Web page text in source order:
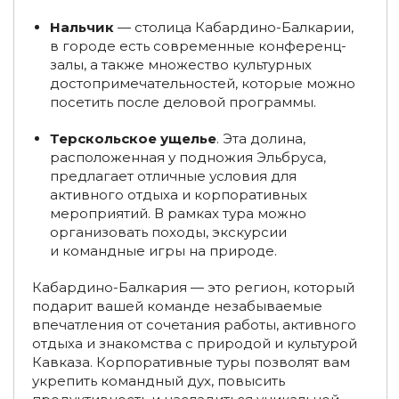
Туры в Хакасию на июньские праздники
Туры выходного дня в Калмыкию, Элисту (на 1-2 дня)
Туры в Калмыкию, Элисту из Самары
Туры в Калмыкию, Элисту из Саратова
Туры в Калмыкию, Элисту из Екатеринбурга
Туры на двоих на Алтай Туры на троих на Алтай
Групповые туры на Алтай
Туры выходного дня на Алтай (на 1-2 дня)
Нальчик — столица Кабардино-Балкарии,
в городе есть современные конференц-
залы, а также множество культурных
достопримечательностей, которые можно
посетить после деловой программы.
Терскольское ущелье. Эта долина,
расположенная у подножия Эльбруса,
предлагает отличные условия для
активного отдыха и корпоративных
мероприятий. В рамках тура можно
организовать походы, экскурсии
и командные игры на природе.
Кабардино-Балкария — это регион, который
подарит вашей команде незабываемые
впечатления от сочетания работы, активного
отдыха и знакомства с природой и культурой
Кавказа. Корпоративные туры позволят вам
укрепить командный дух, повысить